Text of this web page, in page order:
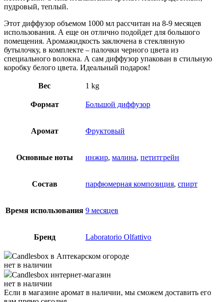
пудровый, теплый.
Этот диффузор объемом 1000 мл рассчитан на 8-9 месяцев
использования. А еще он отлично подойдет для большого
помещения. Аромажидкость заключена в стеклянную
бутылочку, в комплекте – палочки черного цвета из
специального волокна. А сам диффузор упакован в стильную
коробку белого цвета. Идеальный подарок!
Вес 1 kg
Формат Большой диффузор
Аромат Фруктовый
Основные ноты инжир, малина, петитгрейн
Состав парфюмерная композиция, спирт
Время использования 9 месяцев
Бренд Laboratorio Olfattivo
Candlesbox в Аптекарском огороде
нет в наличии
Candlesbox интернет-магазин
нет в наличии
Если в магазине аромат в наличии, мы сможем доставить его